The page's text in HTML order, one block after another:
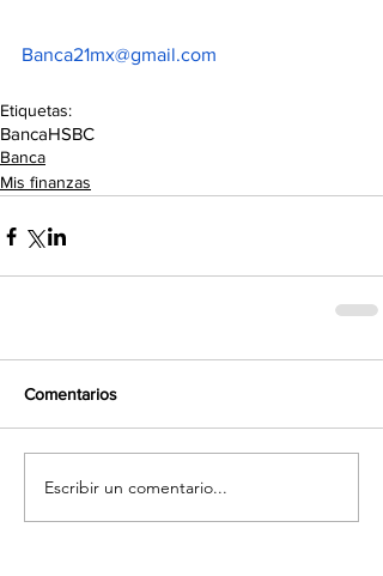
Banca21mx@gmail.com
Etiquetas:
BancaHSBC
Banca
Mis finanzas
Comentarios
Escribir un comentario...